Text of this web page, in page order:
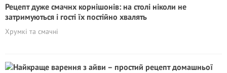
Рецeпт дуже смачнх корнішонів: на столі ніколи не
затримуються і гості їх постійно хвалять
Хрумкі та смачні